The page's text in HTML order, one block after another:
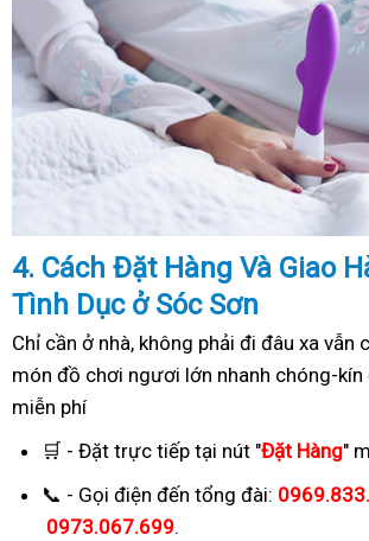
4. Cách Đặt Hàng Và Giao
Tình Dục ở Sóc Sơn
Chỉ cần ở nhà, không phải đi đâu xa vẫn
món đồ chơi ngươi lớn nhanh chóng-
miễn phí
🛒 - Đặt trực tiếp tại nút "Đặt Hàng"
📞 - Gọi điện đến tổng đài:
0973.067.699.